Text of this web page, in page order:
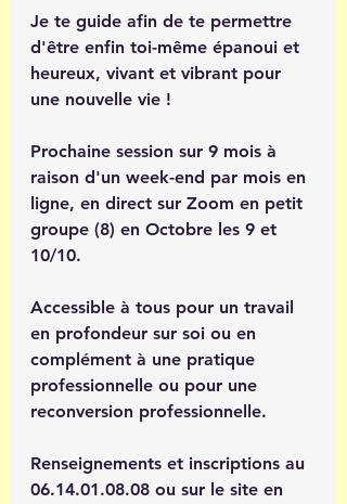
Je te guide afin de te permettre
d'être enfin toi-même épanoui et
heureux, vivant et vibrant pour
une nouvelle vie !
Prochaine session sur 9 mois à
raison d'un week-end par mois en
ligne, en direct sur Zoom en petit
groupe (8) en Octobre les 9 et
10/10.
Accessible à tous pour un travail
en profondeur sur soi ou en
complément à une pratique
professionnelle ou pour une
reconversion professionnelle.
Renseignements et inscriptions au
06.14.01.08.08 ou sur le site en